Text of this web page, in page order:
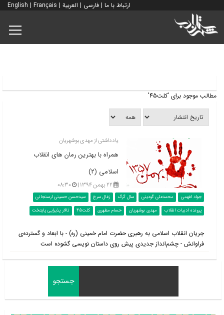
ارتباط با ما | فارسی | العربية |
English | Français
مطالب موجود برای 'کلت45'
یادداشتی از مهدی بوشهریان
همراه با بهترین رمان های انقلاب
اسلامی (۲)
۲۲ بهمن ۱۳۹۴ | ۰۸:۳۰
جواد افهمی محمدعلی گودینی سال گرگ زغال سرخ
سیدحسن حسینی ارسنجانی
پرونده ادبیات انقلاب
مهدی بوشهریان حسام مطهری کلت45 تالار پذیرایی پایتخت
جریان انقلاب اسلامی به رهبری حضرت امام خمینی (ره) - با ابعاد و گسترده‌ی
فراوانش - چشم‌انداز جدیدی پیش روی داستان‌ نویسی گشوده است